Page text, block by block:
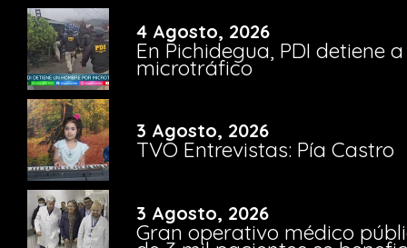
4 Agosto, 2026
En Pichidegua, PDI detiene
microtráfico
3 Agosto, 2026
TVO Entrevistas: Pía Castro
3 Agosto, 2026
Gran operativo médico